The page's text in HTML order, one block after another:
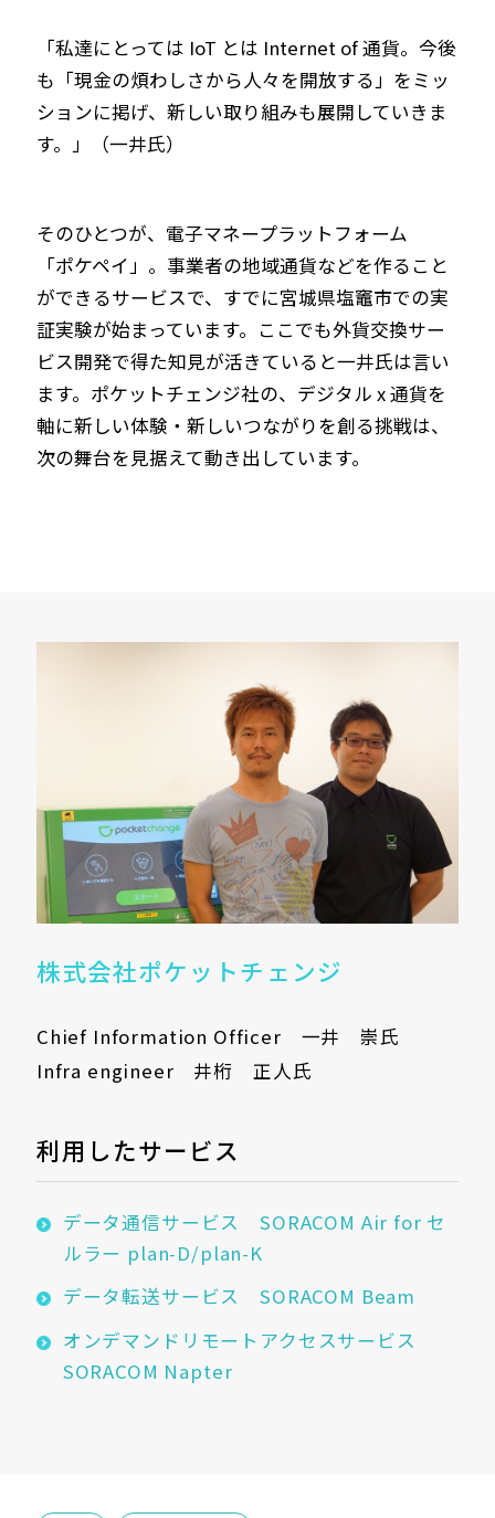
「私達にとっては IoT とは Internet of 通貨。今後
も「現金の煩わしさから人々を開放する」をミッ
ションに掲げ、新しい取り組みも展開していきま
す。」（一井氏）
そのひとつが、電子マネープラットフォーム
「ポケペイ」。事業者の地域通貨などを作ること
ができるサービスで、すでに宮城県塩竈市での実
証実験が始まっています。ここでも外貨交換サー
ビス開発で得た知見が活きていると一井氏は言い
ます。ポケットチェンジ社の、デジタル x 通貨を
軸に新しい体験・新しいつながりを創る挑戦は、
次の舞台を見据えて動き出しています。
株式会社ポケットチェンジ
Chief Information Officer 一井 崇氏
Infra engineer 井桁 正人氏
利用したサービス
データ通信サービス SORACOM Air for セ
ルラー plan-D/plan-K
データ転送サービス SORACOM Beam
オンデマンドリモートアクセスサービス
SORACOM Napter